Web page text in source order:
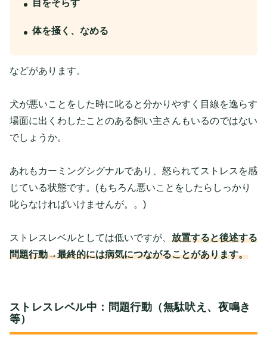
目をそらす
体を掻く、なめる
などがあります。
犬が悪いことをした時に叱ると分かりやすく目線を逸らす
場面に出くわしたことのある飼い主さんもいるのではない
でしょうか。
あれもカーミングシグナルであり、怒られてストレスを感
じている状態です。(もちろん悪いことをしたらしっかり
叱らなければいけませんが。。)
ストレスレベルとしては低いですが、 放置すると後述する
問題行動→最終的には病気につながることがあります。
ストレスレベル中：問題行動（無駄吠え、夜鳴き
等）